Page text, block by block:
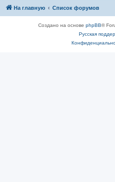
На главную Список форумов
Создано на основе phpBB®
Русская